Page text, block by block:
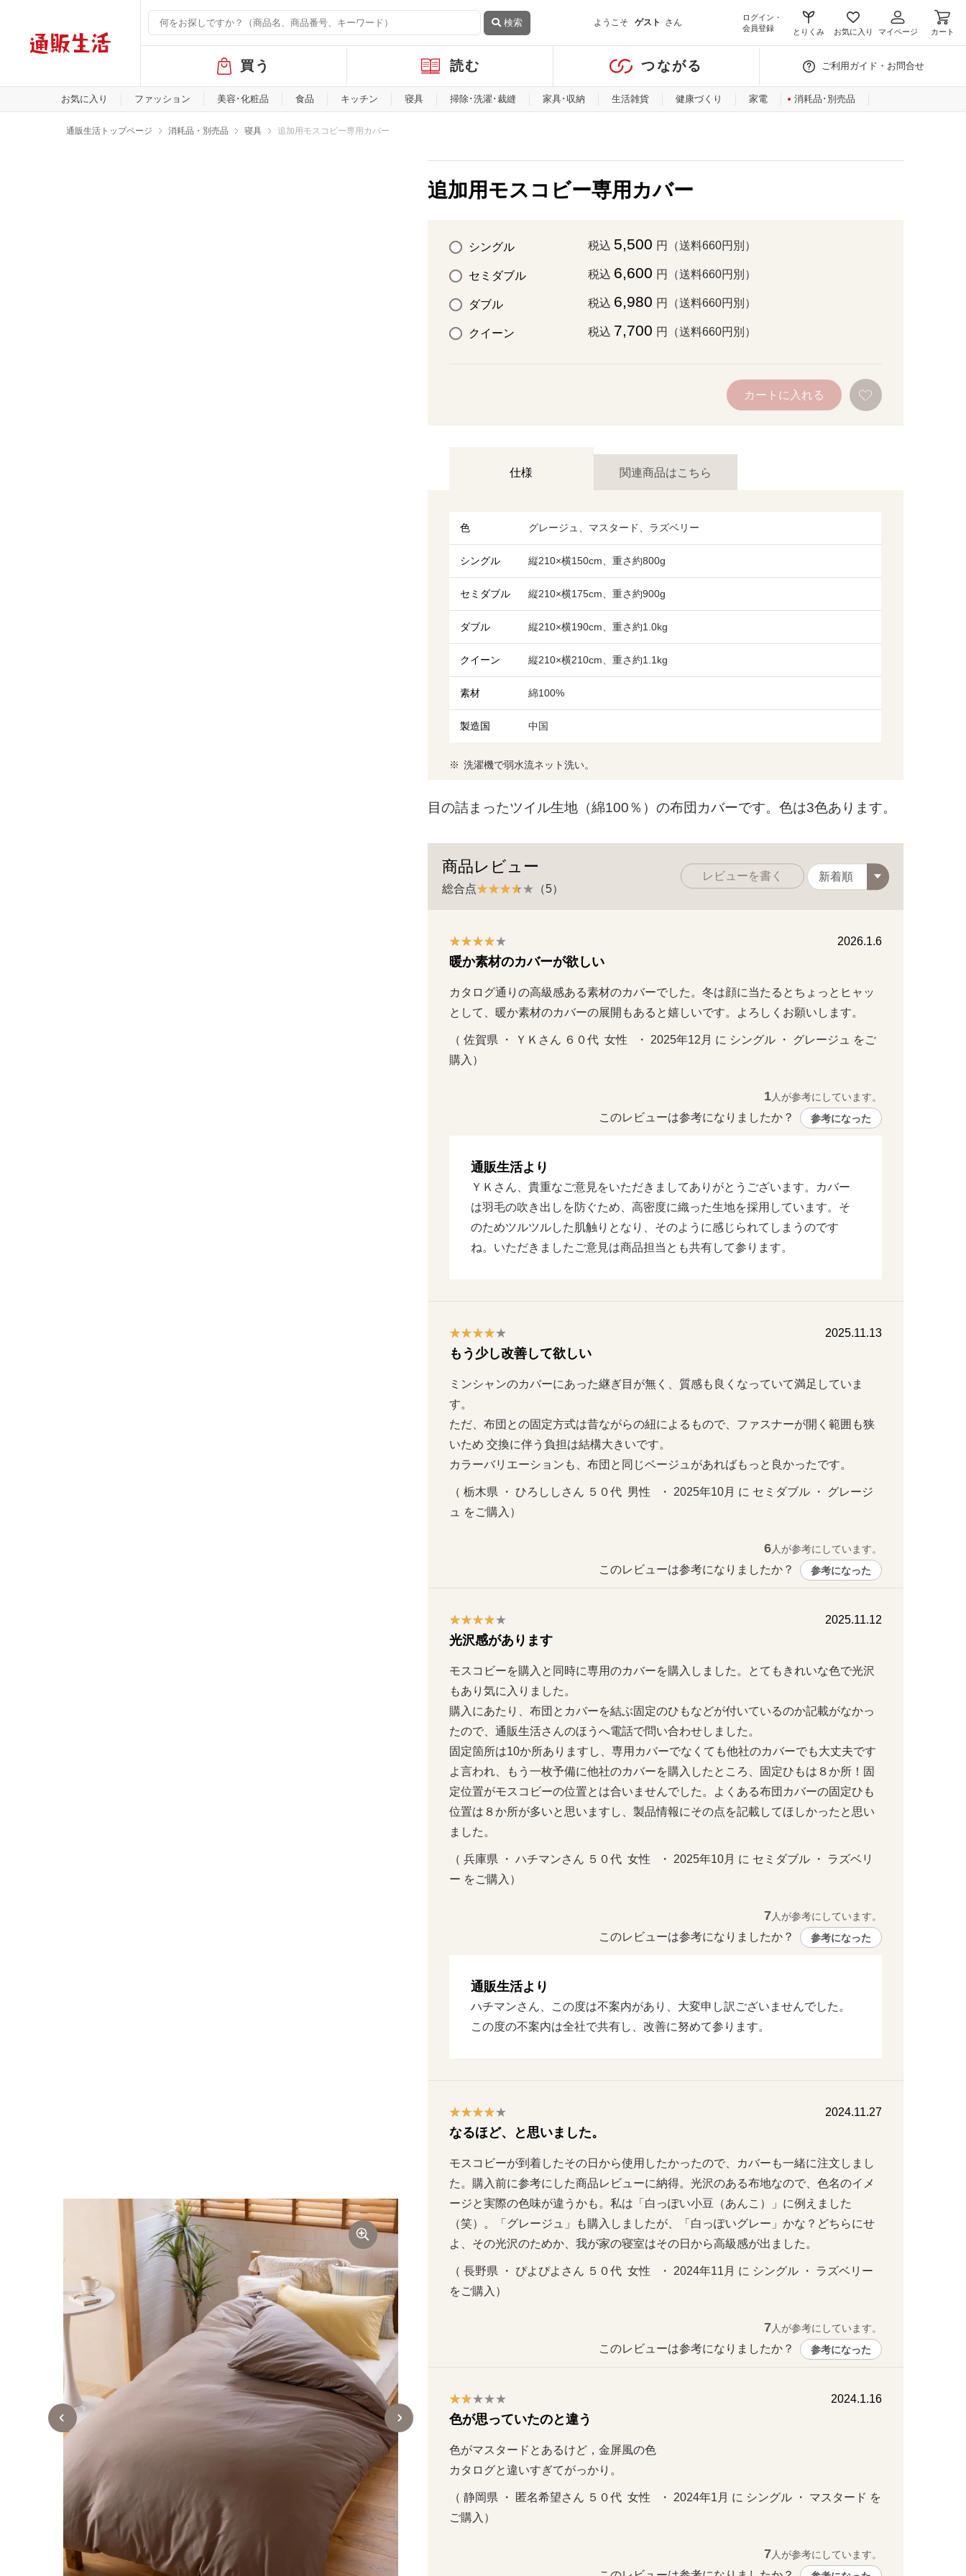
検索 ようこそ ゲスト さん
ログイン・
会員登録
とりくみ お気に入り マイページ カート
バ
ル
メ
買う 読む つながる ご利用ガイド・お問合せ
お気に入り ファッション 美容･化粧品 食品 キッチン 寝具 掃除･洗濯･裁縫 家具･収納 生活雑貨 健康づくり 家電 消耗品･別売品
通販生活トップページ 消耗品・別売品 寝具 追加用モスコビー専用カバー
追加用モスコビー専用カバー
シングル 税込 5,500 円（送料660円別）
セミダブル 税込 6,600 円（送料660円別）
ダブル 税込 6,980 円（送料660円別）
クイーン 税込 7,700 円（送料660円別）
カートに入れる
仕様 関連商品はこちら
色 グレージュ、マスタード、ラズベリー
シングル 縦210×横150cm、重さ約800g
セミダブル 縦210×横175cm、重さ約900g
ダブル 縦210×横190cm、重さ約1.0kg
クイーン 縦210×横210cm、重さ約1.1kg
素材 綿100%
製造国 中国
洗濯機で弱水流ネット洗い。
目の詰まったツイル生地（綿100％）の布団カバーです。色は3色あります。
商品レビュー
総合点 （5）
レビューを書く
2026.1.6
暖か素材のカバーが欲しい
カタログ通りの高級感ある素材のカバーでした。冬は顔に当たるとちょっとヒャッ
として、暖か素材のカバーの展開もあると嬉しいです。よろしくお願いします。
（ 佐賀県 ・ ＹＫさん ６０代  女性   ・ 2025年12月 に シングル ・ グレージュ をご
購入）
1人が参考にしています。
このレビューは参考になりましたか？ 参考になった
通販生活より
ＹＫさん、貴重なご意見をいただきましてありがとうございます。カバー
は羽毛の吹き出しを防ぐため、高密度に織った生地を採用しています。そ
のためツルツルした肌触りとなり、そのように感じられてしまうのです
ね。いただきましたご意見は商品担当とも共有して参ります。
2025.11.13
もう少し改善して欲しい
ミンシャンのカバーにあった継ぎ目が無く、質感も良くなっていて満足していま
す。
ただ、布団との固定方式は昔ながらの紐によるもので、ファスナーが開く範囲も狭
いため 交換に伴う負担は結構大きいです。
カラーバリエーションも、布団と同じベージュがあればもっと良かったです。
（ 栃木県 ・ ひろししさん ５０代  男性   ・ 2025年10月 に セミダブル ・ グレージ
ュ をご購入）
6人が参考にしています。
このレビューは参考になりましたか？ 参考になった
2025.11.12
光沢感があります
モスコビーを購入と同時に専用のカバーを購入しました。とてもきれいな色で光沢
もあり気に入りました。
購入にあたり、布団とカバーを結ぶ固定のひもなどが付いているのか記載がなかっ
たので、通販生活さんのほうへ電話で問い合わせしました。
固定箇所は10か所ありますし、専用カバーでなくても他社のカバーでも大丈夫です
よ言われ、もう一枚予備に他社のカバーを購入したところ、固定ひもは８か所！固
定位置がモスコビーの位置とは合いませんでした。よくある布団カバーの固定ひも
位置は８か所が多いと思いますし、製品情報にその点を記載してほしかったと思い
ました。
（ 兵庫県 ・ ハチマンさん ５０代  女性   ・ 2025年10月 に セミダブル ・ ラズベリ
ー をご購入）
7人が参考にしています。
このレビューは参考になりましたか？ 参考になった
通販生活より
ハチマンさん、この度は不案内があり、大変申し訳ございませんでした。
この度の不案内は全社で共有し、改善に努めて参ります。
2024.11.27
なるほど、と思いました。
モスコビーが到着したその日から使用したかったので、カバーも一緒に注文しまし
た。購入前に参考にした商品レビューに納得。光沢のある布地なので、色名のイメ
ージと実際の色味が違うかも。私は「白っぽい小豆（あんこ）」に例えました
（笑）。「グレージュ」も購入しましたが、「白っぽいグレー」かな？どちらにせ
よ、その光沢のためか、我が家の寝室はその日から高級感が出ました。
（ 長野県 ・ ぴよぴよさん ５０代  女性   ・ 2024年11月 に シングル ・ ラズベリー
をご購入）
7人が参考にしています。
このレビューは参考になりましたか？ 参考になった
2024.1.16
色が思っていたのと違う
色がマスタードとあるけど，金屏風の色
カタログと違いすぎてがっかり。
（ 静岡県 ・ 匿名希望さん ５０代  女性   ・ 2024年1月 に シングル ・ マスタード を
ご購入）
7人が参考にしています。